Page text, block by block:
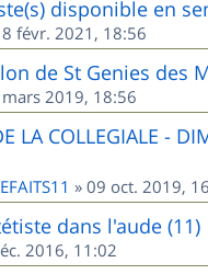
disponible en
févr. 2021, 18:56
de St Genies des
2019, 18:56
LA COLLEGIALE -
» 09 oct. 2019,
dans l'aude (11)
2016, 11:02